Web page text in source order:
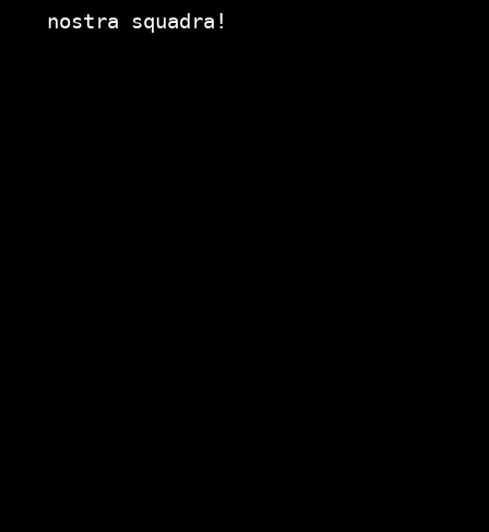
nostra squadra!